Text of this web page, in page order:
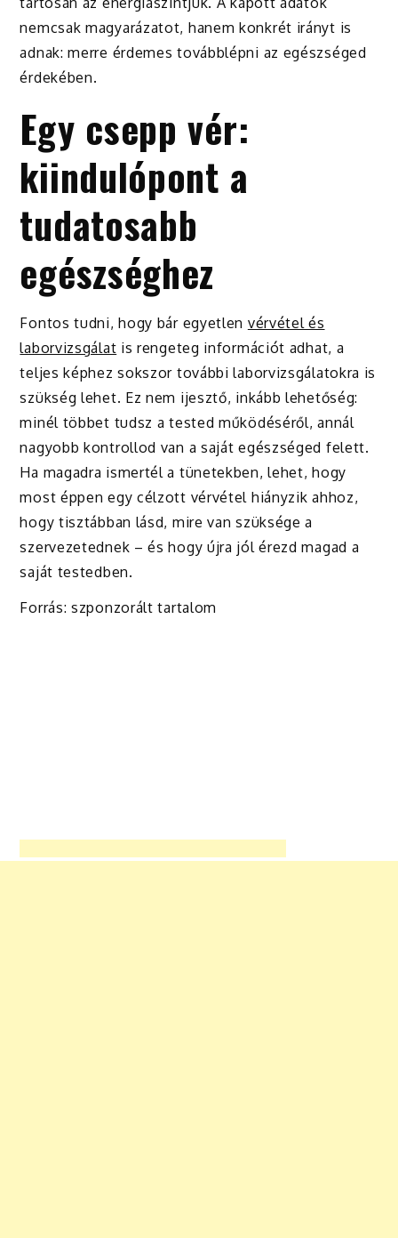
nemcsak magyarázatot, hanem konkrét irányt is
adnak: merre érdemes továbblépni az egészséged
érdekében.
Egy csepp vér:
kiindulópont a
tudatosabb
egészséghez
Fontos tudni, hogy bár egyetlen vérvétel és
laborvizsgálat is rengeteg információt adhat, a
teljes képhez sokszor további laborvizsgálatokra is
szükség lehet. Ez nem ijesztő, inkább lehetőség:
minél többet tudsz a tested működéséről, annál
nagyobb kontrollod van a saját egészséged felett.
Ha magadra ismertél a tünetekben, lehet, hogy
most éppen egy célzott vérvétel hiányzik ahhoz,
hogy tisztábban lásd, mire van szüksége a
szervezetednek – és hogy újra jól érezd magad a
saját testedben.
Forrás: szponzorált tartalom